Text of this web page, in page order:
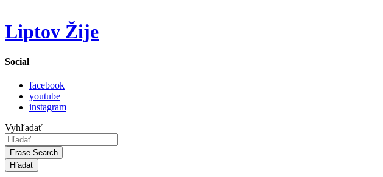
Liptov Žije
Social
facebook
youtube
instagram
Vyhľadať
Erase Search